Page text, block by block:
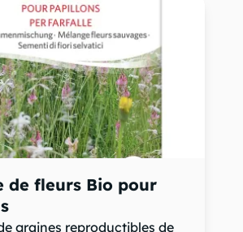
de fleurs Bio pour
graines reproductibles de